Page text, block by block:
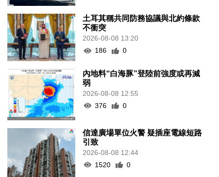
土耳其稱共同防務協議與北約條款
不衝突
2026-08-08 13:20
186
0
內地料“白海豚”登陸前強度或再減
弱
2026-08-08 12:55
376
0
信達廣場單位火警 疑插座電線短路
引致
2026-08-08 12:44
1520
0